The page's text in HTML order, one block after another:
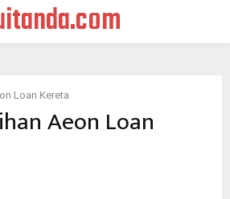
Loan Kereta
Aeon Loan